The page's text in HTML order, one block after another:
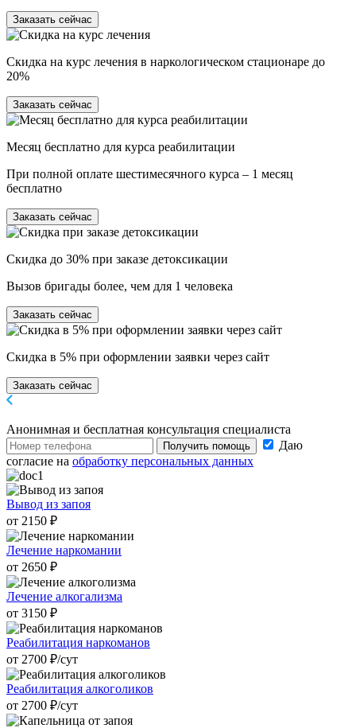
Заказать сейчас
Скидка на курс лечения в наркологическом стационаре до
20%
Заказать сейчас
Месяц бесплатно для курса реабилитации
При полной оплате шестимесячного курса – 1 месяц
бесплатно
Заказать сейчас
Скидка до 30% при заказе детоксикации
Вызов бригады более, чем для 1 человека
Заказать сейчас
Скидка в 5% при оформлении заявки через сайт
Заказать сейчас
Анонимная и бесплатная консультация специалиста
Получить помощь
Даю
согласие на обработку персональных данных
Вывод из запоя
от 2150 ₽
Лечение наркомании
от 2650 ₽
Лечение алкогализма
от 3150 ₽
Реабилитация наркоманов
от 2700 ₽/cут
Реабилитация алкоголиков
от 2700 ₽/cут